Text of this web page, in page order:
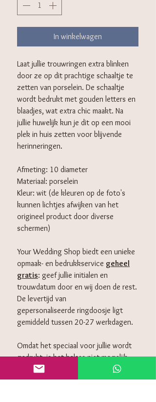
In winkelwagen
Laat jullie trouwringen extra blinken
door ze op dit prachtige schaaltje te
zetten van porselein. De schaaltje
wordt bedrukt met gouden letters en
blaadjes, wat extra chic maakt. Na
jullie huwelijk kun je dit op een mooi
plek in huis zetten voor blijvende
herinneringen.
Afmeting: 10 diameter
Materiaal: porselein
Kleur: wit (de kleuren op de foto's
kunnen lichtjes afwijken van het
origineel product door diverse
schermen)
Your Wedding Shop biedt een unieke
opmaak- en bedrukkservice geheel
gratis: geef jullie initialen en
trouwdatum door en wij doen de rest.
De levertijd van
gepersonaliseerde ringdoosje ligt
gemiddeld tussen 20-27 werkdagen.
Omdat het speciaal voor jullie wordt
gedrukt, is het helaas niet mogelijk
om deze retour te sturen.